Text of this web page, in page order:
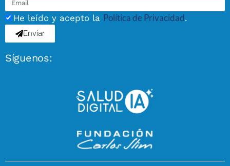
He leído y acepto la Política de Privacidad.
Enviar
Síguenos: